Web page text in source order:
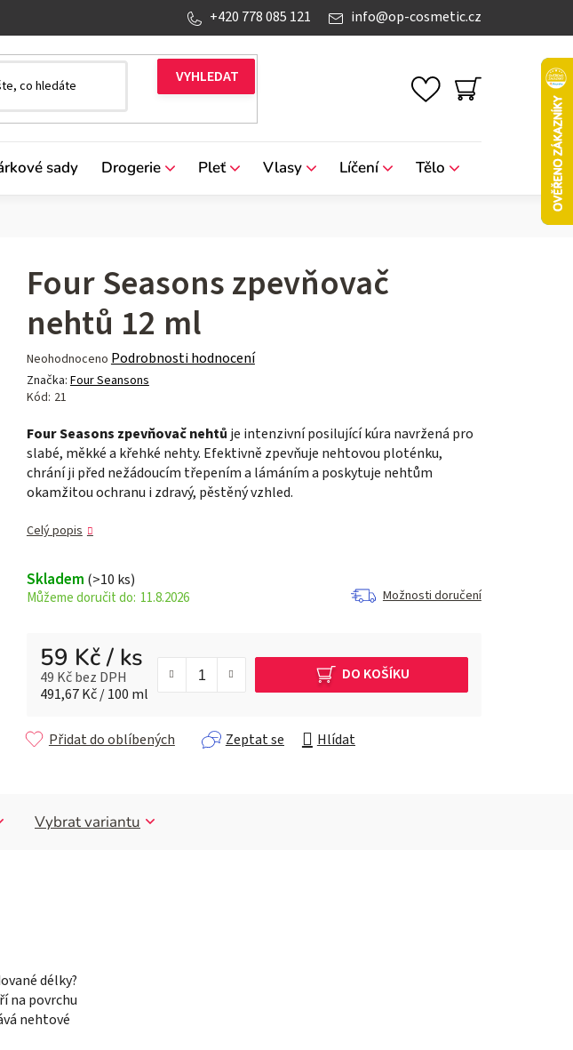
info@op-cosmetic.cz
+420 778 085 121
NÁKUPNÍ
sady Drogerie Pleť Vlasy Líčení Tělo
Four Seasons zpevňovač
nehtů 12 ml
Průměrné
hodnocení
produktu
0,0
z 5
hvězdiček.
Neohodnoceno Podrobnosti hodnocení
Značka: Four Seansons
Kód: 21
Four Seasons zpevňovač nehtů je intenzivní posilující kúra navržená pro
slabé, měkké a křehké nehty. Efektivně zpevňuje nehtovou ploténku,
chrání ji před nežádoucím třepením a lámáním a poskytuje nehtům
okamžitou ochranu i zdravý, pěstěný vzhled.
Celý popis
Skladem (>10 ks)
11.8.2026 Možnosti doručení
59 Kč/ ks
49 Kč bez DPH
Měrná cena:
491,67 Kč / 100 ml
DO KOŠÍKU
Zeptat se Hlídat
Přidat do oblíbených
Vybrat variantu
délky?
na povrchu
nehtové